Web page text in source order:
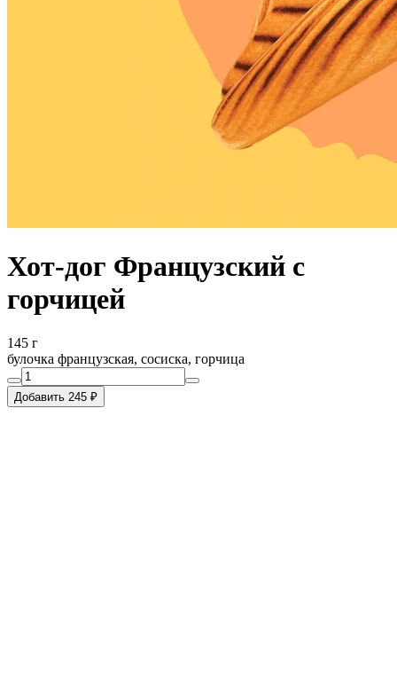
Хот-дог Французский c
горчицей
145 г
булочка французская, сосиска, горчица
Добавить 245 ₽